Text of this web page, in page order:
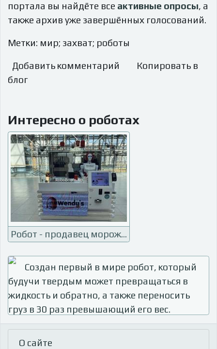
портала вы найдёте все активные опросы, а
также архив уже завершённых голосований.
Метки: мир; захват; роботы
Добавить комментарий
Копировать в
блог
Интересно о роботах
Робот - продавец мороженого
Создан первый в мире робот, который
будучи твердым может превращаться в
жидкость и обратно, а также переносить
груз в 30 раз превышающий его вес.
О сайте